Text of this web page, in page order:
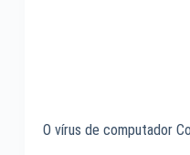
O vírus de computador